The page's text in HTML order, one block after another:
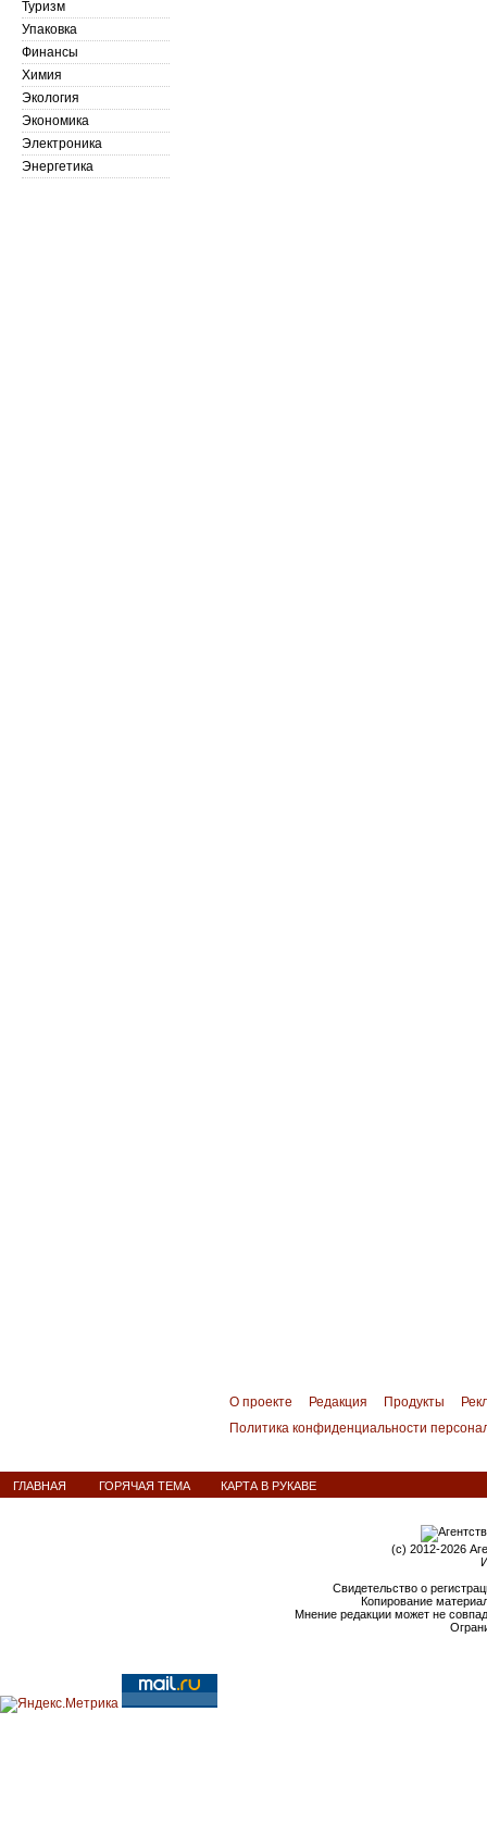
Туризм
Упаковка
Финансы
Химия
Экология
Экономика
Электроника
Энергетика
О проекте Редакция Продукты
Политика конфиденциальности
ГЛАВНАЯ ГОРЯЧАЯ ТЕМА КАРТА В РУКАВЕ
(c) 2012-2026
Свидетельство о
Копирование
Мнение редакции может не